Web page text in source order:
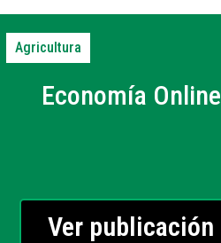
Agricultura
Economía Online
Ver publicación